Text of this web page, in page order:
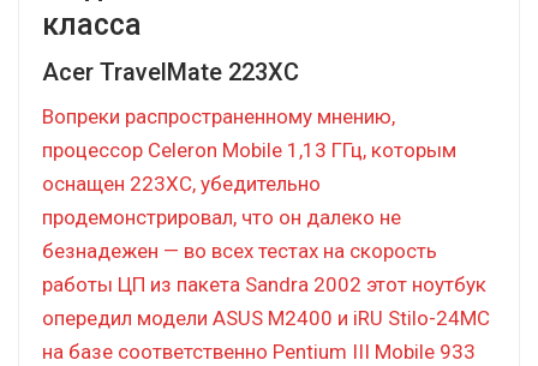
класса
Acer TravelMate 223XC
Вопреки распространенному мнению,
процессор Celeron Mobile 1,13 ГГц, которым
оснащен 223XC, убедительно
продемонстрировал, что он далеко не
безнадежен — во всех тестах на скорость
работы ЦП из пакета Sandra 2002 этот ноутбук
опередил модели ASUS M2400 и iRU Stilo-24MC
на базе соответственно Pentium III Mobile 933